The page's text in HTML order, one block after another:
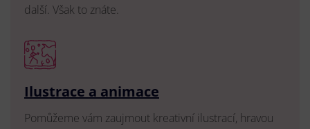
další. Však to znáte.
Ilustrace a animace
Pomůžeme vám zaujmout kreativní ilustrací, hravou